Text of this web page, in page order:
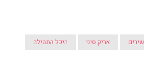
שירים אריק סיני היכל התהילה